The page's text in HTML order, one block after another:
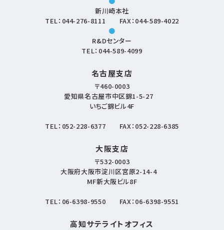
新川崎本社
TEL： 044-276-8111 FAX：044-589-4022
●
R&Dセンター
TEL： 044-589-4099
名古屋支店
〒460-0003
愛知県名古屋市中区錦1-5-27
いちご錦ビル4F
TEL： 052-228-6377 FAX：052-228-6385
大阪支店
〒532-0003
大阪府大阪市淀川区宮原2-14-4
MF新大阪ビル8F
TEL： 06-6398-9550 FAX：06-6398-9551
高知サテライトオフィス